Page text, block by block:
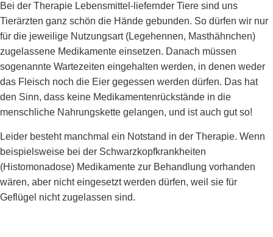
Bei der Therapie Lebensmittel-liefernder Tiere sind uns
Tierärzten ganz schön die Hände gebunden. So dürfen wir nur
für die jeweilige Nutzungsart (Legehennen, Masthähnchen)
zugelassene Medikamente einsetzen. Danach müssen
sogenannte Wartezeiten eingehalten werden, in denen weder
das Fleisch noch die Eier gegessen werden dürfen. Das hat
den Sinn, dass keine Medikamentenrückstände in die
menschliche Nahrungskette gelangen, und ist auch gut so!
Leider besteht manchmal ein Notstand in der Therapie. Wenn
beispielsweise bei der Schwarzkopfkrankheiten
(Histomonadose) Medikamente zur Behandlung vorhanden
wären, aber nicht eingesetzt werden dürfen, weil sie für
Geflügel nicht zugelassen sind.